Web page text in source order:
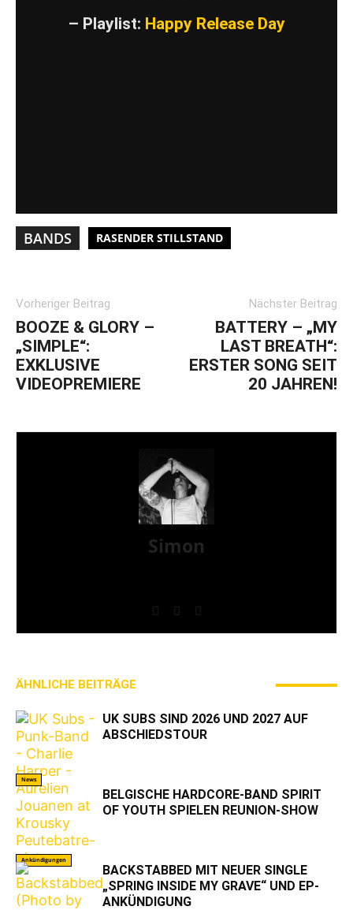
– Playlist: Happy Release Day
BANDS RASENDER STILLSTAND
Vorheriger Beitrag
BOOZE & GLORY –
„SIMPLE“:
EXKLUSIVE
VIDEOPREMIERE
Nächster Beitrag
BATTERY – „MY
LAST BREATH“:
ERSTER SONG SEIT
20 JAHREN!
Simon
ÄHNLICHE BEITRÄGE
Ankündigungen
UK SUBS SIND 2026 UND 2027 AUF
ABSCHIEDSTOUR
News
BELGISCHE HARDCORE-BAND SPIRIT
OF YOUTH SPIELEN REUNION-SHOW
BACKSTABBED MIT NEUER SINGLE
„SPRING INSIDE MY GRAVE“ UND EP-
ANKÜNDIGUNG